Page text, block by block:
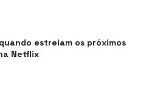
estreiam os próximos
Netflix